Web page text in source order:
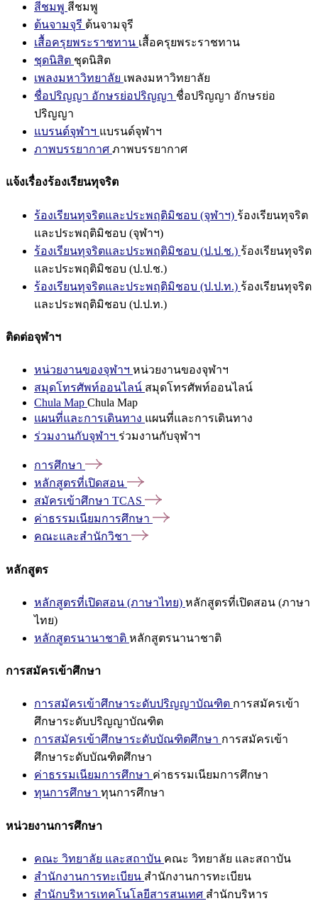
สีชมพู สีชมพู
ต้นจามจุรี ต้นจามจุรี
เสื้อครุยพระราชทาน เสื้อครุยพระราชทาน
ชุดนิสิต ชุดนิสิต
เพลงมหาวิทยาลัย เพลงมหาวิทยาลัย
ชื่อปริญญา อักษรย่อปริญญา ชื่อปริญญา อักษรย่อ
ปริญญา
แบรนด์จุฬาฯ แบรนด์จุฬาฯ
ภาพบรรยากาศ ภาพบรรยากาศ
แจ้งเรื่องร้องเรียนทุจริต
ร้องเรียนทุจริตและประพฤติมิชอบ (จุฬาฯ) ร้องเรียนทุจริต
และประพฤติมิชอบ (จุฬาฯ)
ร้องเรียนทุจริตและประพฤติมิชอบ (ป.ป.ช.) ร้องเรียนทุจริต
และประพฤติมิชอบ (ป.ป.ช.)
ร้องเรียนทุจริตและประพฤติมิชอบ (ป.ป.ท.) ร้องเรียนทุจริต
และประพฤติมิชอบ (ป.ป.ท.)
ติดต่อจุฬาฯ
หน่วยงานของจุฬาฯ หน่วยงานของจุฬาฯ
สมุดโทรศัพท์ออนไลน์ สมุดโทรศัพท์ออนไลน์
Chula Map Chula Map
แผนที่และการเดินทาง แผนที่และการเดินทาง
ร่วมงานกับจุฬาฯ ร่วมงานกับจุฬาฯ
การศึกษา
หลักสูตรที่เปิดสอน
สมัครเข้าศึกษา TCAS
ค่าธรรมเนียมการศึกษา
คณะและสำนักวิชา
หลักสูตร
หลักสูตรที่เปิดสอน (ภาษาไทย) หลักสูตรที่เปิดสอน (ภาษา
ไทย)
หลักสูตรนานาชาติ หลักสูตรนานาชาติ
การสมัครเข้าศึกษา
การสมัครเข้าศึกษาระดับปริญญาบัณฑิต การสมัครเข้า
ศึกษาระดับปริญญาบัณฑิต
การสมัครเข้าศึกษาระดับบัณฑิตศึกษา การสมัครเข้า
ศึกษาระดับบัณฑิตศึกษา
ค่าธรรมเนียมการศึกษา ค่าธรรมเนียมการศึกษา
ทุนการศึกษา ทุนการศึกษา
หน่วยงานการศึกษา
คณะ วิทยาลัย และสถาบัน คณะ วิทยาลัย และสถาบัน
สำนักงานการทะเบียน สำนักงานการทะเบียน
สำนักบริหารเทคโนโลยีสารสนเทศ สำนักบริหาร